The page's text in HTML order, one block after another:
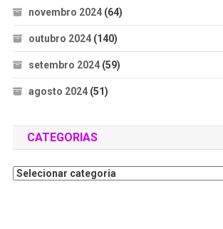
novembro 2024(64)
outubro 2024(140)
setembro 2024(59)
agosto 2024(51)
CATEGORIAS